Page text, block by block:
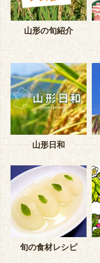
山形の旬紹介
山形日和
旬の食材レシピ